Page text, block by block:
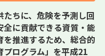
ちに、危険を予測し回
に貢献できる資質・能
推進するため、総合的
ログラム」を平成21